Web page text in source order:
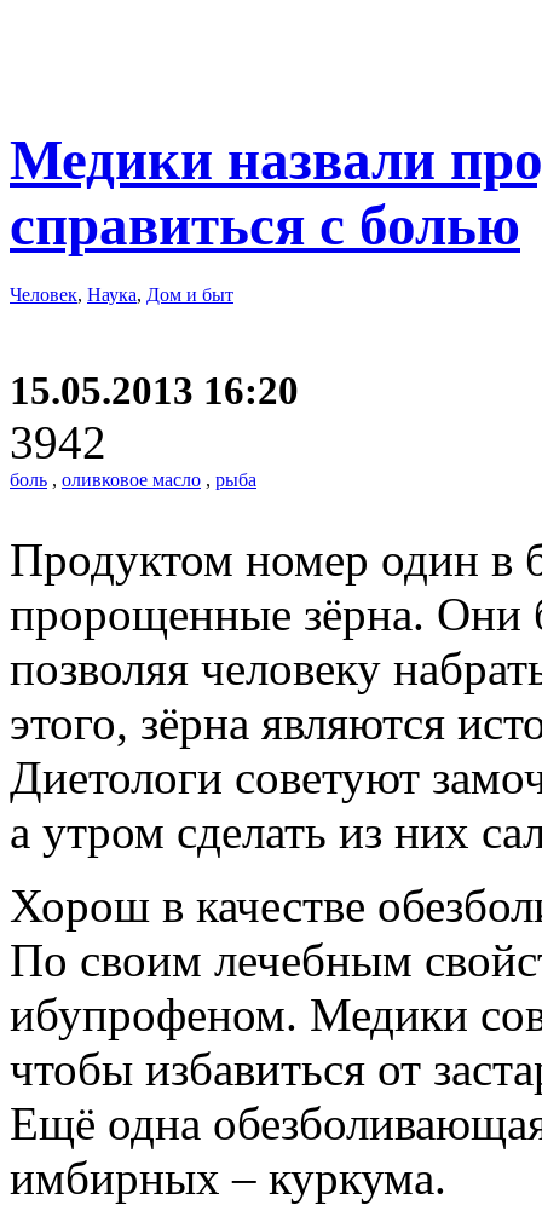
Медики назвали
справиться с болью
Человек, Наука, Дом и быт
15.05.2013 16:20
3942
боль , оливковое масло , рыба
Продуктом номер один в
пророщенные зёрна. Они
позволяя человеку
этого, зёрна являются
Диетологи советуют
а утром сделать из них
Хорош в качестве
По своим лечебным
ибупрофеном. Медики
чтобы избавиться от
Ещё одна
имбирных – куркума.